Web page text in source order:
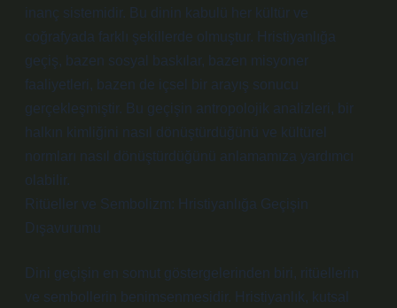
inanç sistemidir. Bu dinin kabulü her kültür ve
coğrafyada farklı şekillerde olmuştur. Hristiyanlığa
geçiş, bazen sosyal baskılar, bazen misyoner
faaliyetleri, bazen de içsel bir arayış sonucu
gerçekleşmiştir. Bu geçişin antropolojik analizleri, bir
halkın kimliğini nasıl dönüştürdüğünü ve kültürel
normları nasıl dönüştürdüğünü anlamamıza yardımcı
olabilir.
Ritüeller ve Sembolizm: Hristiyanlığa Geçişin
Dışavurumu
Dini geçişin en somut göstergelerinden biri, ritüellerin
ve sembollerin benimsenmesidir. Hristiyanlık, kutsal